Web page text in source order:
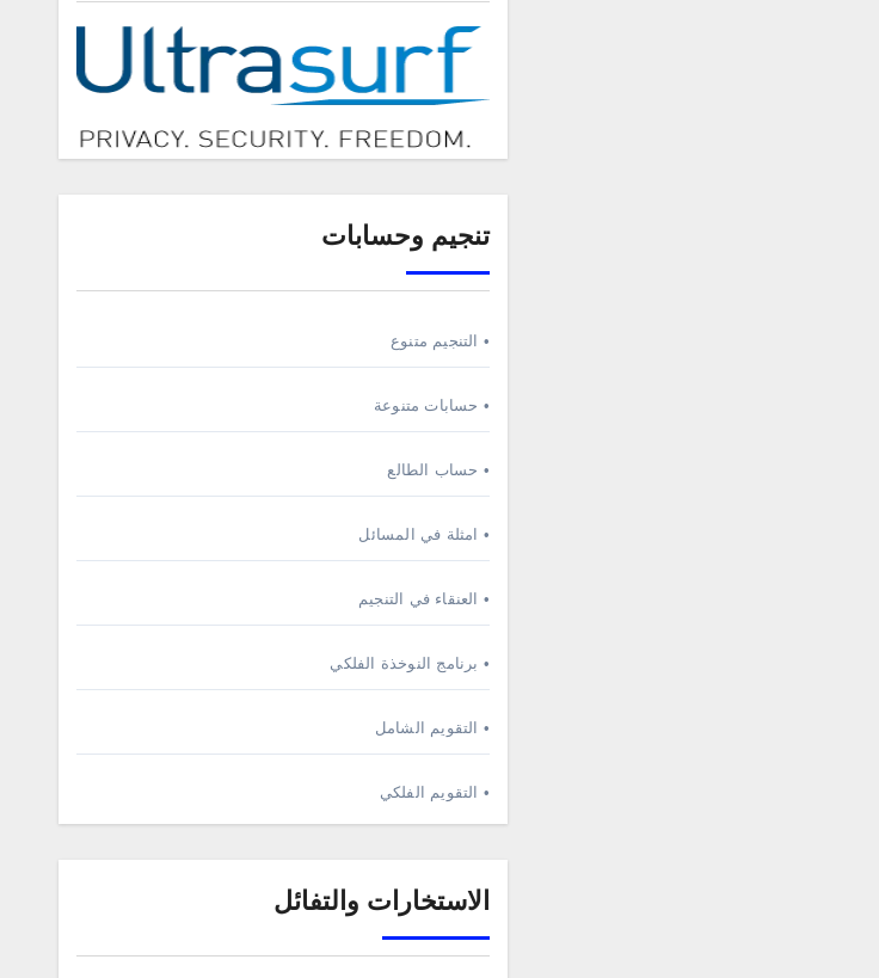
تنجيم وحسابات
• التنجيم متنوع
• حسابات متنوعة
• حساب الطالع
• امثلة في المسائل
• العنقاء في التنجيم
• برنامج النوخذة الفلكي
• التقويم الشامل
• التقويم الفلكي
الاستخارات والتفائل